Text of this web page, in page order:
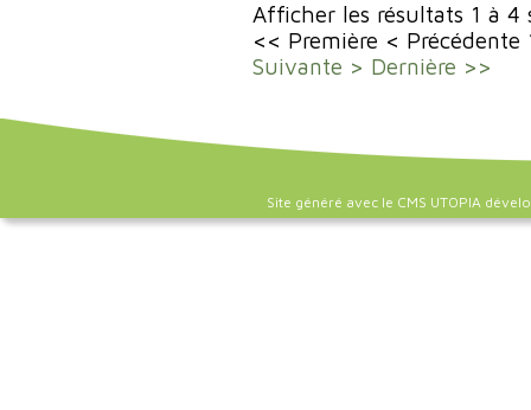
Afficher les résultats 1 à
<< Première < Précédente
Suivante > Dernière >>
Site généré avec le CMS UTOPIA